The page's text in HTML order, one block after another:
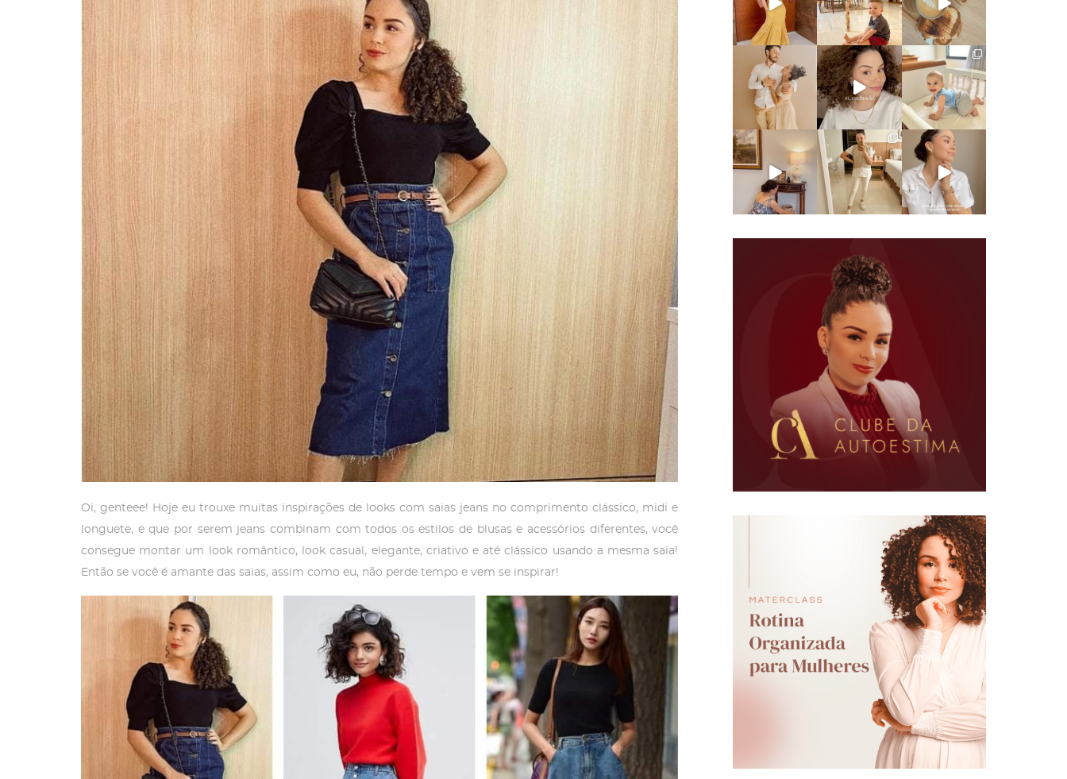
Oi, genteee! Hoje eu trouxe muitas inspirações de looks com saias jeans no comprimento clássico, midi e
longuete, e que por serem jeans combinam com todos os estilos de blusas e acessórios diferentes, você
consegue montar um look romântico, look casual, elegante, criativo e até clássico usando a mesma saia!
Então se você é amante das saias, assim como eu, não perde tempo e vem se inspirar!